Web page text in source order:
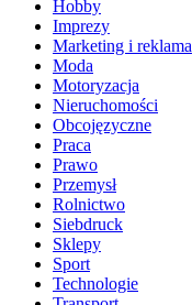
Hobby
Imprezy
Marketing i reklama
Moda
Motoryzacja
Nieruchomości
Obcojęzyczne
Praca
Prawo
Przemysł
Rolnictwo
Siebdruck
Sklepy
Sport
Technologie